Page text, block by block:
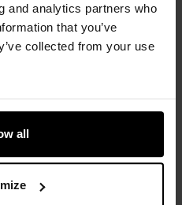
and analytics partners who
that you’ve
collected from your use
all
Nomad Bushcraft Walnut Knife